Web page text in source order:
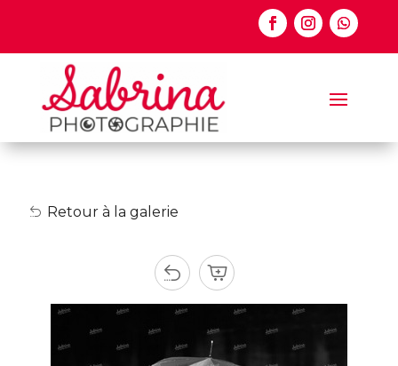
Retour à la galerie